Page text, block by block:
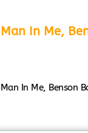
Man In Me,
Man In Me, Benson